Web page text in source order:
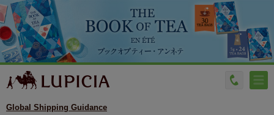
Global Shipping Guidance